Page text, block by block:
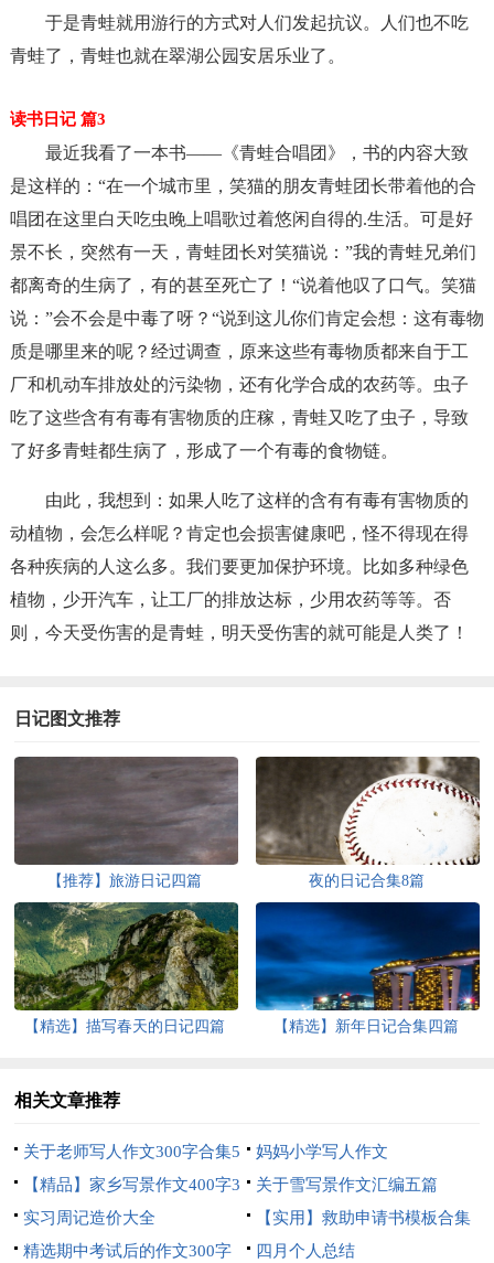
于是青蛙就用游行的方式对人们发起抗议。人们也不吃
青蛙了，青蛙也就在翠湖公园安居乐业了。
读书日记 篇3
最近我看了一本书——《青蛙合唱团》，书的内容大致
是这样的：“在一个城市里，笑猫的朋友青蛙团长带着他的合
唱团在这里白天吃虫晚上唱歌过着悠闲自得的.生活。可是好
景不长，突然有一天，青蛙团长对笑猫说：”我的青蛙兄弟们
都离奇的生病了，有的甚至死亡了！“说着他叹了口气。笑猫
说：”会不会是中毒了呀？“说到这儿你们肯定会想：这有毒物
质是哪里来的呢？经过调查，原来这些有毒物质都来自于工
厂和机动车排放处的污染物，还有化学合成的农药等。虫子
吃了这些含有有毒有害物质的庄稼，青蛙又吃了虫子，导致
了好多青蛙都生病了，形成了一个有毒的食物链。
由此，我想到：如果人吃了这样的含有有毒有害物质的
动植物，会怎么样呢？肯定也会损害健康吧，怪不得现在得
各种疾病的人这么多。我们要更加保护环境。比如多种绿色
植物，少开汽车，让工厂的排放达标，少用农药等等。否
则，今天受伤害的是青蛙，明天受伤害的就可能是人类了！
日记图文推荐
【推荐】旅游日记四篇 夜的日记合集8篇
【精选】描写春天的日记四篇 【精选】新年日记合集四篇
相关文章推荐
关于老师写人作文300字合集5
篇
妈妈小学写人作文
【精品】家乡写景作文400字3
篇
关于雪写景作文汇编五篇
实习周记造价大全
【实用】救助申请书模板合集
九篇
精选期中考试后的作文300字
四月个人总结